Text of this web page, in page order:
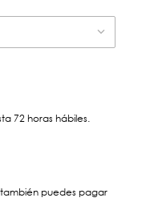
72 horas hábiles.
puedes pagar